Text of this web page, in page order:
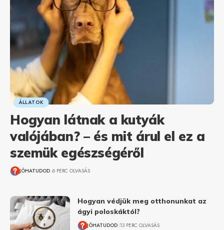
ÁLLATOK
Hogyan látnak a kutyák
valójában? – és mit árul el ez a
szemük egészségéről
JÓHATUDOD 6 PERC OLVASÁS
Hogyan védjük meg otthonunkat az
ágyi poloskáktól?
JÓHATUDOD 13 PERC OLVASÁS